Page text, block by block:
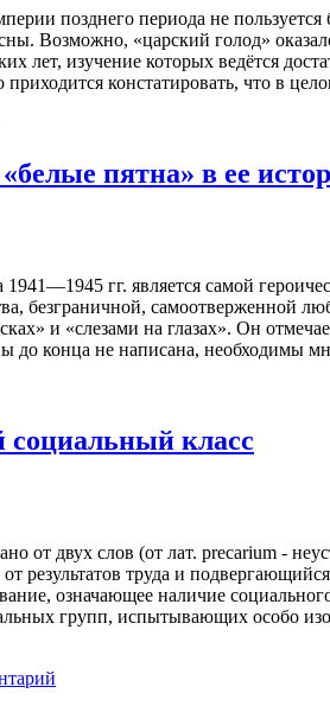
позднего периода не
Возможно, «царский голод»
лет, изучение которых ведётся
приходится констатировать, что в
пятна» в ее
гг. является самой
безграничной, самоотверженной
и «слезами на глазах». Он
до конца не написана, необходимы
класс
от двух слов (от лат. precarium -
результатов труда и
означающее наличие
групп, испытывающих особо